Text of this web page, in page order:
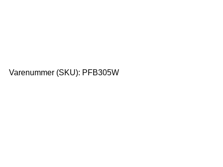
Varenummer (SKU): PFB305W